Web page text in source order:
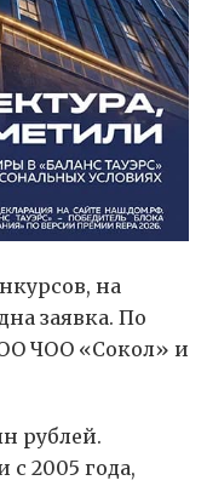
на
заявка. По
ЧОО «Сокол» и
рублей.
с 2005 года,